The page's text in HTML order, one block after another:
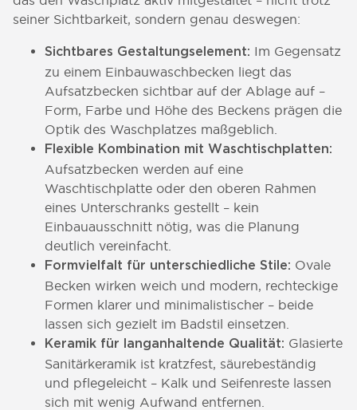
seiner Sichtbarkeit, sondern genau deswegen:
Sichtbares Gestaltungselement: Im Gegensatz
zu einem Einbauwaschbecken liegt das
Aufsatzbecken sichtbar auf der Ablage auf –
Form, Farbe und Höhe des Beckens prägen die
Optik des Waschplatzes maßgeblich.
Flexible Kombination mit Waschtischplatten:
Aufsatzbecken werden auf eine
Waschtischplatte oder den oberen Rahmen
eines Unterschranks gestellt – kein
Einbauausschnitt nötig, was die Planung
deutlich vereinfacht.
Formvielfalt für unterschiedliche Stile: Ovale
Becken wirken weich und modern, rechteckige
Formen klarer und minimalistischer – beide
lassen sich gezielt im Badstil einsetzen.
Keramik für langanhaltende Qualität: Glasierte
Sanitärkeramik ist kratzfest, säurebeständig
und pflegeleicht – Kalk und Seifenreste lassen
sich mit wenig Aufwand entfernen.